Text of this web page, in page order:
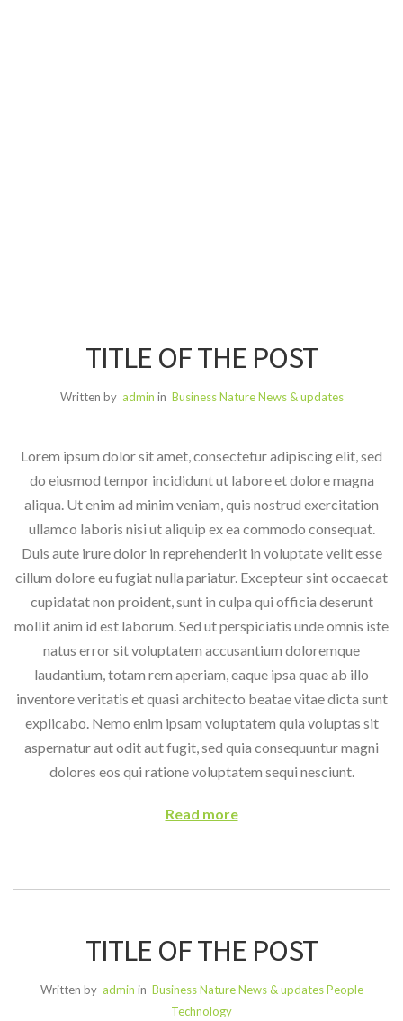
TITLE OF THE POST
Written by admin in Business Nature News & updates
Lorem ipsum dolor sit amet, consectetur adipiscing elit, sed
do eiusmod tempor incididunt ut labore et dolore magna
aliqua. Ut enim ad minim veniam, quis nostrud exercitation
ullamco laboris nisi ut aliquip ex ea commodo consequat.
Duis aute irure dolor in reprehenderit in voluptate velit esse
cillum dolore eu fugiat nulla pariatur. Excepteur sint occaecat
cupidatat non proident, sunt in culpa qui officia deserunt
mollit anim id est laborum.Sed ut perspiciatis unde omnis iste
natus error sit voluptatem accusantium doloremque
laudantium, totam rem aperiam, eaque ipsa quae ab illo
inventore veritatis et quasi architecto beatae vitae dicta sunt
explicabo. Nemo enim ipsam voluptatem quia voluptas sit
aspernatur aut odit aut fugit, sed quia consequuntur magni
dolores eos qui ratione voluptatem sequi nesciunt.
Read more
TITLE OF THE POST
Written by admin in Business Nature News & updates People
Technology